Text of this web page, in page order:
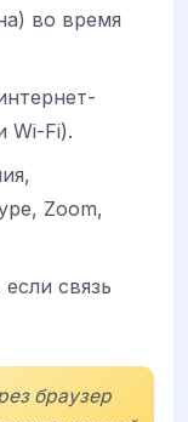
во время
Wi-Fi).
Zoom,
связь
браузер